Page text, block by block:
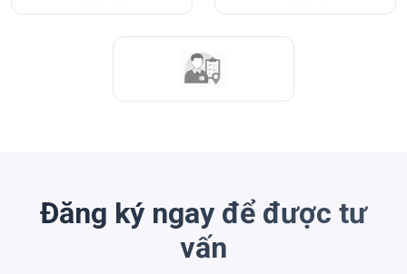
Đăng ký ngay để được tư
vấn